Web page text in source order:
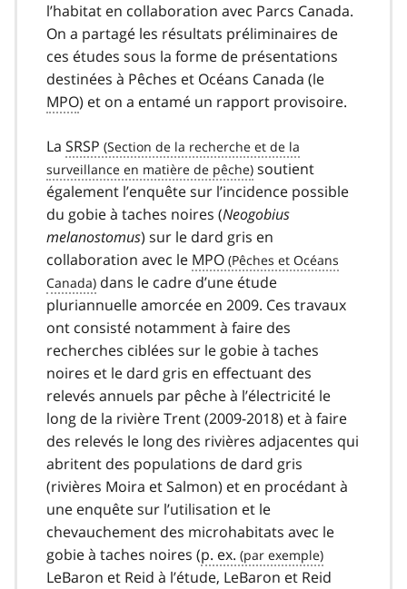
l’habitat en collaboration avec Parcs Canada.
On a partagé les résultats préliminaires de
ces études sous la forme de présentations
destinées à Pêches et Océans Canada (le
MPO) et on a entamé un rapport provisoire.
La SRSP
soutient
également l’enquête sur l’incidence possible
du gobie à taches noires (Neogobius
melanostomus) sur le dard gris en
collaboration avec le MPO
dans le cadre d’une étude
pluriannuelle amorcée en 2009. Ces travaux
ont consisté notamment à faire des
recherches ciblées sur le gobie à taches
noires et le dard gris en effectuant des
relevés annuels par pêche à l’électricité le
long de la rivière Trent (2009-2018) et à faire
des relevés le long des rivières adjacentes qui
abritent des populations de dard gris
(rivières Moira et Salmon) et en procédant à
une enquête sur l’utilisation et le
chevauchement des microhabitats avec le
gobie à taches noires (p. ex.
LeBaron et Reid à l’étude, LeBaron et Reid